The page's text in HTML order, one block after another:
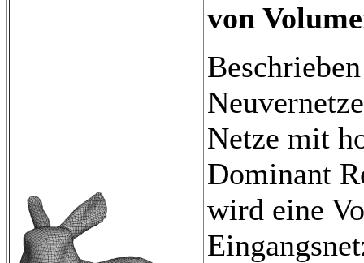
von
Netze mit
Dominant
wird eine